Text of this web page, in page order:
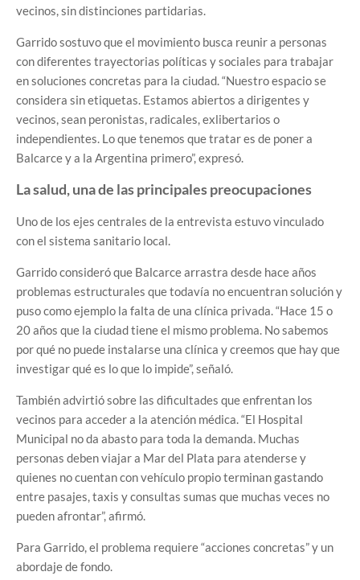
vecinos, sin distinciones partidarias.
Garrido sostuvo que el movimiento busca reunir a personas
con diferentes trayectorias políticas y sociales para trabajar
en soluciones concretas para la ciudad. “Nuestro espacio se
considera sin etiquetas. Estamos abiertos a dirigentes y
vecinos, sean peronistas, radicales, exlibertarios o
independientes. Lo que tenemos que tratar es de poner a
Balcarce y a la Argentina primero”, expresó.
La salud, una de las principales preocupaciones
Uno de los ejes centrales de la entrevista estuvo vinculado
con el sistema sanitario local.
Garrido consideró que Balcarce arrastra desde hace años
problemas estructurales que todavía no encuentran solución y
puso como ejemplo la falta de una clínica privada. “Hace 15 o
20 años que la ciudad tiene el mismo problema. No sabemos
por qué no puede instalarse una clínica y creemos que hay que
investigar qué es lo que lo impide”, señaló.
También advirtió sobre las dificultades que enfrentan los
vecinos para acceder a la atención médica. “El Hospital
Municipal no da abasto para toda la demanda. Muchas
personas deben viajar a Mar del Plata para atenderse y
quienes no cuentan con vehículo propio terminan gastando
entre pasajes, taxis y consultas sumas que muchas veces no
pueden afrontar”, afirmó.
Para Garrido, el problema requiere “acciones concretas” y un
abordaje de fondo.